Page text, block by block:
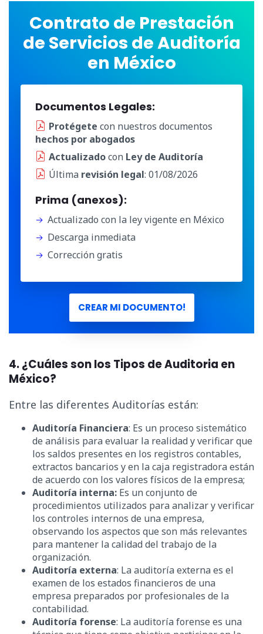
Contrato de Prestación
de Servicios de Auditoría
en México
Documentos Legales:
Protégete con nuestros documentos
hechos por abogados
Actualizadocon Ley de Auditoría
Última revisión legal: 01/08/2026
Prima (anexos):
Actualizado con la ley vigente en México
Descarga inmediata
Corrección gratis
CREAR MI DOCUMENTO!
4. ¿Cuáles son los Tipos de Auditoria en
México?
Entre las diferentes Auditorías están:
Auditoría Financiera: Es un proceso sistemático
de análisis para evaluar la realidad y verificar que
los saldos presentes en los registros contables,
extractos bancarios y en la caja registradora están
de acuerdo con los valores físicos de la empresa;
Auditoría interna: Es un conjunto de
procedimientos utilizados para analizar y verificar
los controles internos de una empresa,
observando los aspectos que son más relevantes
para mantener la calidad del trabajo de la
organización.
Auditoría externa: La auditoría externa es el
examen de los estados financieros de una
empresa preparados por profesionales de la
contabilidad.
Auditoría forense: La auditoría forense es una